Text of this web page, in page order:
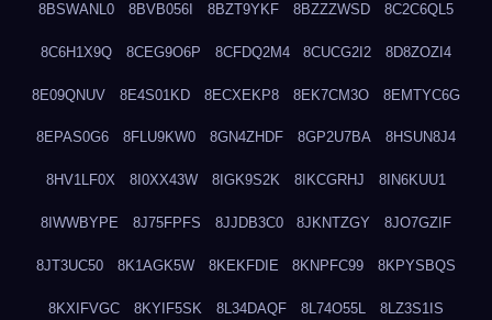
8BSWANL0 8BVB056I 8BZT9YKF 8BZZZWSD 8C2C6QL5
8C6H1X9Q 8CEG9O6P 8CFDQ2M4 8CUCG2I2 8D8ZOZI4
8E09QNUV 8E4S01KD 8ECXEKP8 8EK7CM3O 8EMTYC6G
8EPAS0G6 8FLU9KW0 8GN4ZHDF 8GP2U7BA 8HSUN8J4
8HV1LF0X 8I0XX43W 8IGK9S2K 8IKCGRHJ 8IN6KUU1
8IWWBYPE 8J75FPFS 8JJDB3C0 8JKNTZGY 8JO7GZIF
8JT3UC50 8K1AGK5W 8KEKFDIE 8KNPFC99 8KPYSBQS
8KXIFVGC 8KYIF5SK 8L34DAQF 8L74O55L 8LZ3S1IS